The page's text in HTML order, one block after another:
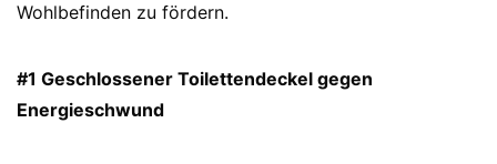
Wohlbefinden zu fördern.
#1 Geschlossener Toilettendeckel gegen
Energieschwund